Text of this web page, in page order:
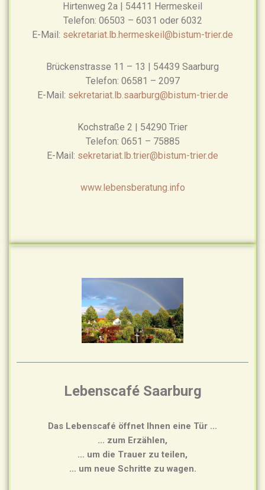
Hirtenweg 2a | 54411 Hermeskeil
Telefon: 06503 – 6031 oder 6032
E-Mail: sekretariat.lb.hermeskeil@bistum-trier.de
Brückenstrasse 11 – 13 | 54439 Saarburg
Telefon: 06581 – 2097
E-Mail: sekretariat.lb.saarburg@bistum-trier.de
Kochstraße 2 | 54290 Trier
Telefon: 0651 – 75885
E-Mail: sekretariat.lb.trier@bistum-trier.de
www.lebensberatung.info
Lebenscafé Saarburg
Das Lebenscafé öffnet Ihnen eine Tür …
… zum Erzählen,
… um die Trauer zu teilen,
… um neue Schritte zu wagen.